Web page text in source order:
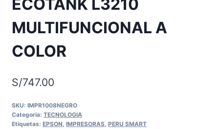
ECOTANK L3210
MULTIFUNCIONAL A
COLOR
S/747.00
SKU: IMPR1008NEGRO
Categoría: TECNOLOGIA
Etiquetas: EPSON IMPRESORAS PERU SMART